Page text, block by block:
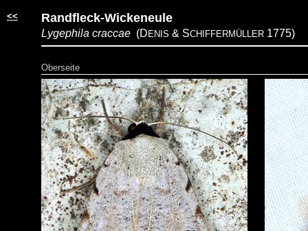
<< Randfleck-Wickeneule
Lygephila craccae (D ENIS & SCHIFFERMÜLLER 1775)
Oberseite